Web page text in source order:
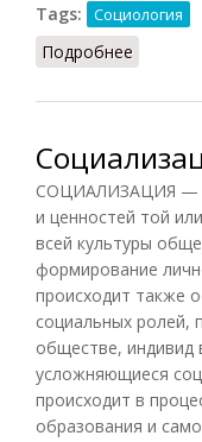
Tags:
Социология
Подробнее
СОЦИАЛИЗАЦИЯ —
и ценностей той
всей культуры
формирование
происходит также
социальных ролей,
обществе, индивид
усложняющиеся
происходит в
образования и